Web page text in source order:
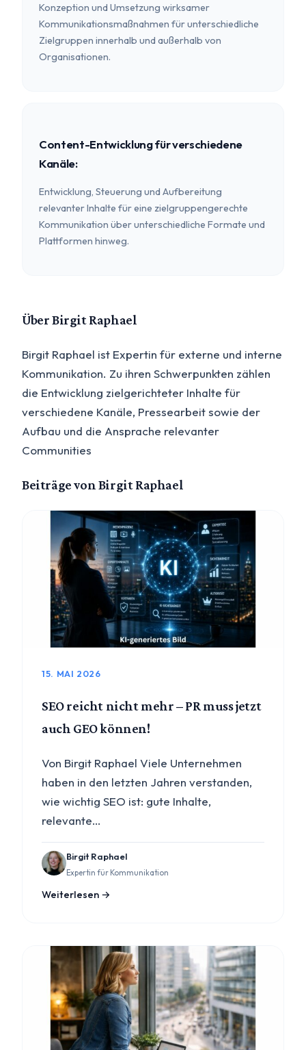
Konzeption und Umsetzung wirksamer
Kommunikationsmaßnahmen für unterschiedliche
Zielgruppen innerhalb und außerhalb von
Organisationen.
Content-Entwicklung für verschiedene
Kanäle:
Entwicklung, Steuerung und Aufbereitung
relevanter Inhalte für eine zielgruppengerechte
Kommunikation über unterschiedliche Formate und
Plattformen hinweg.
Über Birgit Raphael
Birgit Raphael ist Expertin für externe und interne
Kommunikation. Zu ihren Schwerpunkten zählen
die Entwicklung zielgerichteter Inhalte für
verschiedene Kanäle, Pressearbeit sowie der
Aufbau und die Ansprache relevanter
Communities
Beiträge von Birgit Raphael
15. MAI 2026
SEO reicht nicht mehr – PR muss jetzt
auch GEO können!
Von Birgit Raphael Viele Unternehmen
haben in den letzten Jahren verstanden,
wie wichtig SEO ist: gute Inhalte,
relevante…
Birgit Raphael
Expertin für Kommunikation
Weiterlesen →